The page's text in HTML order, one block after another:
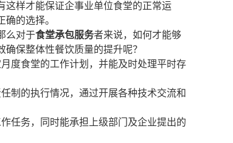
这样才能保证企事业单位食堂的正常运
确的选择。
么对于食堂承包服务者来说，如何才能够
保整体性餐饮质量的提升呢？
度食堂的工作计划，并能及时处理平时存
制的执行情况，通过开展各种技术交流和
任务，同时能承担上级部门及企业提出的